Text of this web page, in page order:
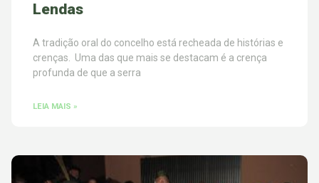
Lendas
A tradição oral do concelho está recheada de histórias e
crenças. Uma das que mais se destacam é a crença
profunda de que a serra
LEIA MAIS »